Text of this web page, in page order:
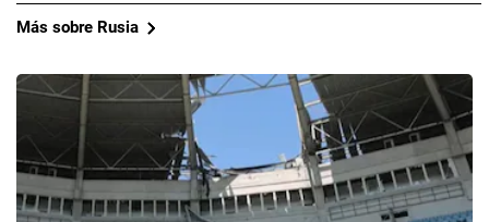
Más sobre Rusia